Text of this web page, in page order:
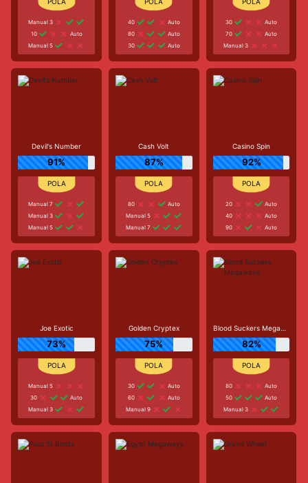
Manual 3
10
Auto
Manual 5
40
Auto
80
Auto
30
Auto
30
Auto
70
Auto
Manual 3
Devil's Number
91%
Manual 7
Manual 3
Manual 5
Cash Volt
87%
80
Auto
Manual 5
Manual 7
Casino Spin
92%
20
Auto
40
Auto
90
Auto
Joe Exotic
73%
Manual 5
30
Auto
Manual 3
Golden Cryptex
75%
30
Auto
60
Auto
Manual 9
Blood Suckers Megaways
82%
80
Auto
50
Auto
Manual 3